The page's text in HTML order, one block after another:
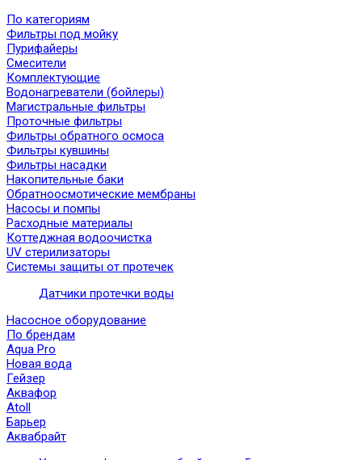
По категориям
Фильтры под мойку
Пурифайеры
Смесители
Комплектующие
Водонагреватели (бойлеры)
Магистральные фильтры
Проточные фильтры
Фильтры обратного осмоса
Фильтры кувшины
Фильтры насадки
Накопительные баки
Обратноосмотические мембраны
Насосы и помпы
Расходные материалы
Коттеджная водоочистка
UV стерилизаторы
Системы защиты от протечек
Датчики протечки воды
Насосное оборудование
По брендам
Aqua Pro
Новая вода
Гейзер
Аквафор
Atoll
Барьер
Аквабрайт